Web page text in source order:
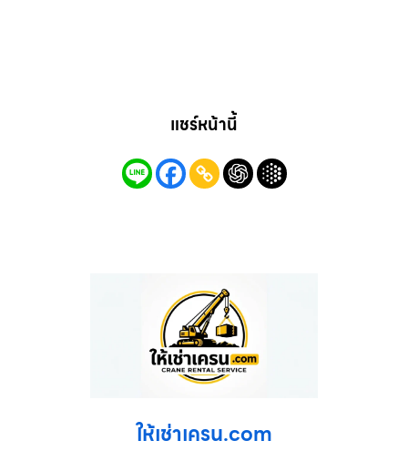
แชร์หน้านี้
ให้เช่าเครน.com